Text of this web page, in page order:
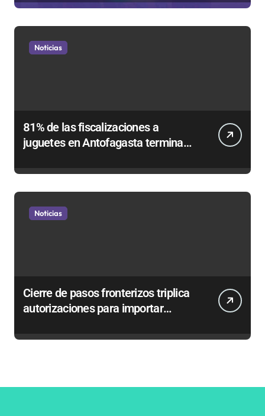
de Valparaíso
Noticias
81% de las fiscalizaciones a
juguetes en Antofagasta termina
Noticias
Cierre de pasos fronterizos triplica
autorizaciones para importar